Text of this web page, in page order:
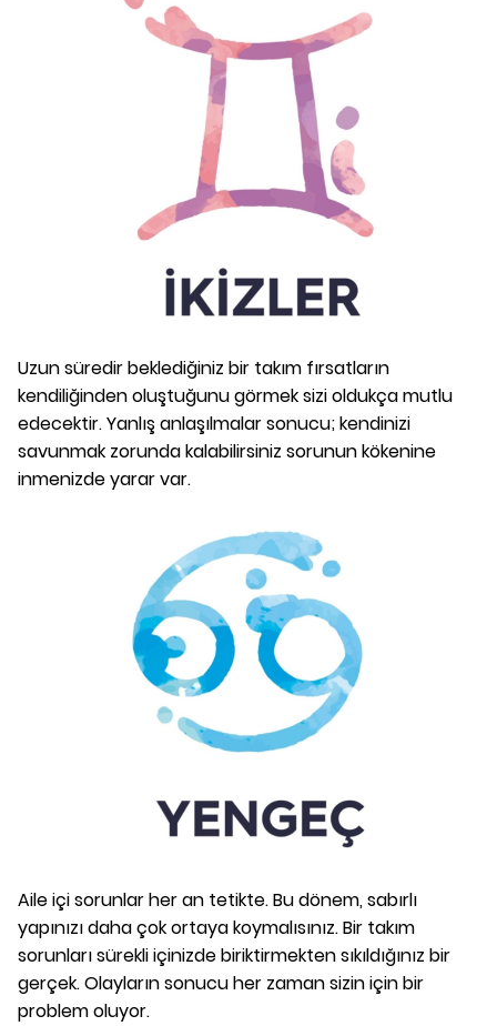
Uzun süredir beklediğiniz bir takım fırsatların
kendiliğinden oluştuğunu görmek sizi oldukça mutlu
edecektir. Yanlış anlaşılmalar sonucu; kendinizi
savunmak zorunda kalabilirsiniz sorunun kökenine
inmenizde yarar var.
Aile içi sorunlar her an tetikte. Bu dönem, sabırlı
yapınızı daha çok ortaya koymalısınız. Bir takım
sorunları sürekli içinizde biriktirmekten sıkıldığınız bir
gerçek. Olayların sonucu her zaman sizin için bir
problem oluyor.